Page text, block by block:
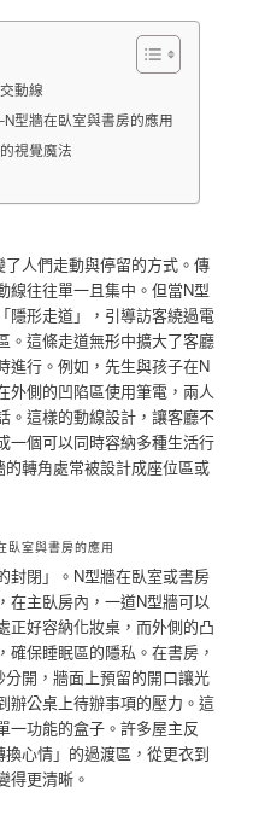
動線
型牆在臥室與書房的應用
視覺魔法
人們走動與停留的方式。傳
線往往單一且集中。但當N型
隱形走道」，引導訪客繞過電
。這條走道無形中擴大了客廳
進行。例如，先生與孩子在N
外側的凹陷區使用筆電，兩人
。這樣的動線設計，讓客廳不
一個可以同時容納多種生活行
轉角處常被設計成座位區或
室與書房的應用
封閉」。N型牆在臥室或書房
在主臥房內，一道N型牆可以
正好容納化妝桌，而外側的凸
保睡眠區的隱私。在書房，
開，牆面上預留的開口讓光
辦公桌上待辦事項的壓力。這
一功能的盒子。許多屋主反
心情」的過渡區，從更衣到
得更清晰。